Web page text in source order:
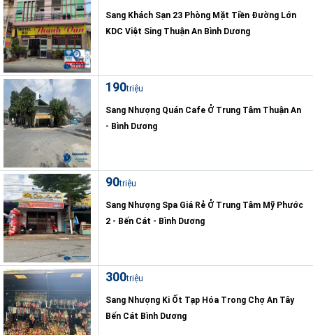
Sang Khách Sạn 23 Phòng Mặt Tiền Đường Lớn
KDC Việt Sing Thuận An Bình Dương
190triệu
Sang Nhượng Quán Cafe Ở Trung Tâm Thuận An
- Bình Dương
90triệu
Sang Nhượng Spa Giá Rẻ Ở Trung Tâm Mỹ Phước
2 - Bến Cát - Bình Dương
300triệu
Sang Nhượng Ki Ốt Tạp Hóa Trong Chợ An Tây
Bến Cát Bình Dương